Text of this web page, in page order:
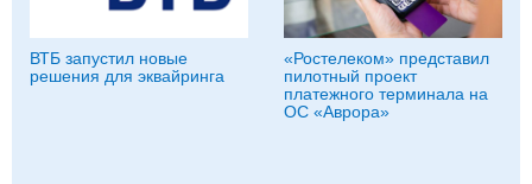
ВТБ запустил новые
решения для эквайринга
«Ростелеком» представил
пилотный проект
платежного терминала на
ОС «Аврора»